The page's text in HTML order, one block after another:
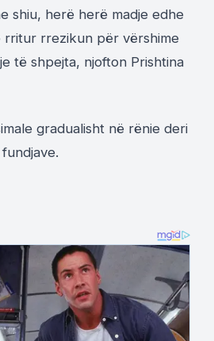
shiu, herë herë madje edhe
rritur rrezikun për vërshime
të shpejta, njofton Prishtina
gradualisht në rënie deri